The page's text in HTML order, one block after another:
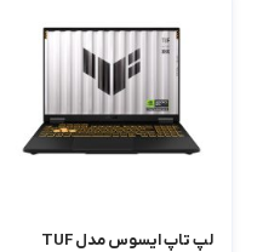
لپ تاپ ایسوس مدل TUF